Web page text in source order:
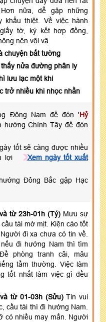
nữa, dễ gặp những
khẩu thiệt. Về việc hành
tờ, ký kết hợp đồng,
nên vội vã.
chuyện bất tường
nửa đường phân ly
lưu lạc một khi
trở nhiều khi nhọc nhằn
Đông Nam để đón 'Hỷ
hướng Chính Tây để đón
tốt sẽ càng được nhiều
lợi
Xem ngày tốt xuất
Đông Bắc gặp Hạc
từ 23h-01h (Tý) Mưu sự
tài mờ mịt. Kiện cáo tốt
đi xa chưa có tin về.
đi hướng Nam thì tìm
phòng tranh cãi, mâu
tầm thường. Việc làm
tốt nhất làm việc gì đều
từ 01-03h (Sửu) Tin vui
cầu tài thì đi hướng Nam.
có nhiều may mắn. Người